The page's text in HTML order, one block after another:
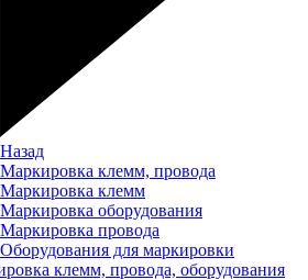
Назад
Маркировка клемм, провода
Маркировка клемм
Маркировка оборудования
Маркировка провода
Оборудования для маркировки
клемм, провода, оборудования